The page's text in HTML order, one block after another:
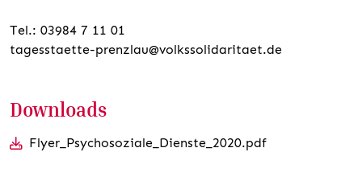
Tel.: 03984 7 11 01
tagesstaette-prenzlau@volkssolidaritaet.de
Downloads
Flyer_Psychosoziale_Dienste_2020.pdf